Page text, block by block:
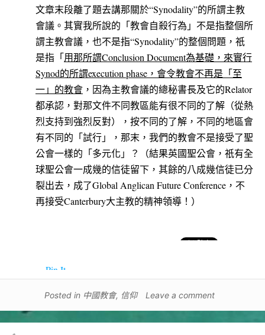
文章末段離了題去講那關於“Synodality”的所謂主教
會議。其實我所說的「教會自殺行為」不是指整個所
謂主教會議，也不是指“Synodality”的整個問題，祇
是指「用那所謂Conclusion Document為基礎 ， 來實行
Synod的所謂execution phase ， 會令教會不再是 「至
一」 的教會 ，因為主教會議的總秘書長及它的Relator
都承認，對那文件不同教區能有很不同的了解（從熱
烈支持到強烈反對），按不同的了解，不同的地區會
有不同的「試行」，那末，我們的教會不是接受了聖
公會一樣的「多元化」？（結果英國聖公會，祇有全
球聖公會一成幾的信徒留下，其餘的八成幾信徒已分
裂出去，成了Global Anglican Future Conference，不
再接受Canterbury大主教的精神領導！）
Pin It
Posted in 中國教會, 信仰 Leave a comment